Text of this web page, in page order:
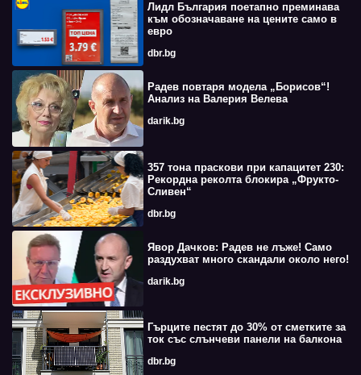
Лидл България поетапно преминава
към обозначаване на цените само в
евро
dbr.bg
Радев повтаря модела „Борисов“!
Анализ на Валерия Велева
darik.bg
357 тона праскови при капацитет 230:
Рекордна реколта блокира „Фрукто-
Сливен“
dbr.bg
Явор Дачков: Радев не лъже! Само
раздухват много скандали около него!
darik.bg
Гърците пестят до 30% от сметките за
ток със слънчеви панели на балкона
dbr.bg